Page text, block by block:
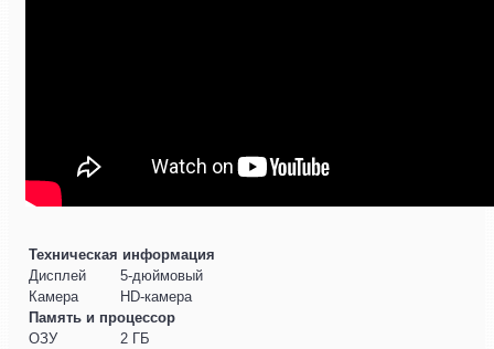
Техническая информация
Дисплей
5-дюймовый
Камера
HD-камера
Память и процессор
ОЗУ
2 ГБ